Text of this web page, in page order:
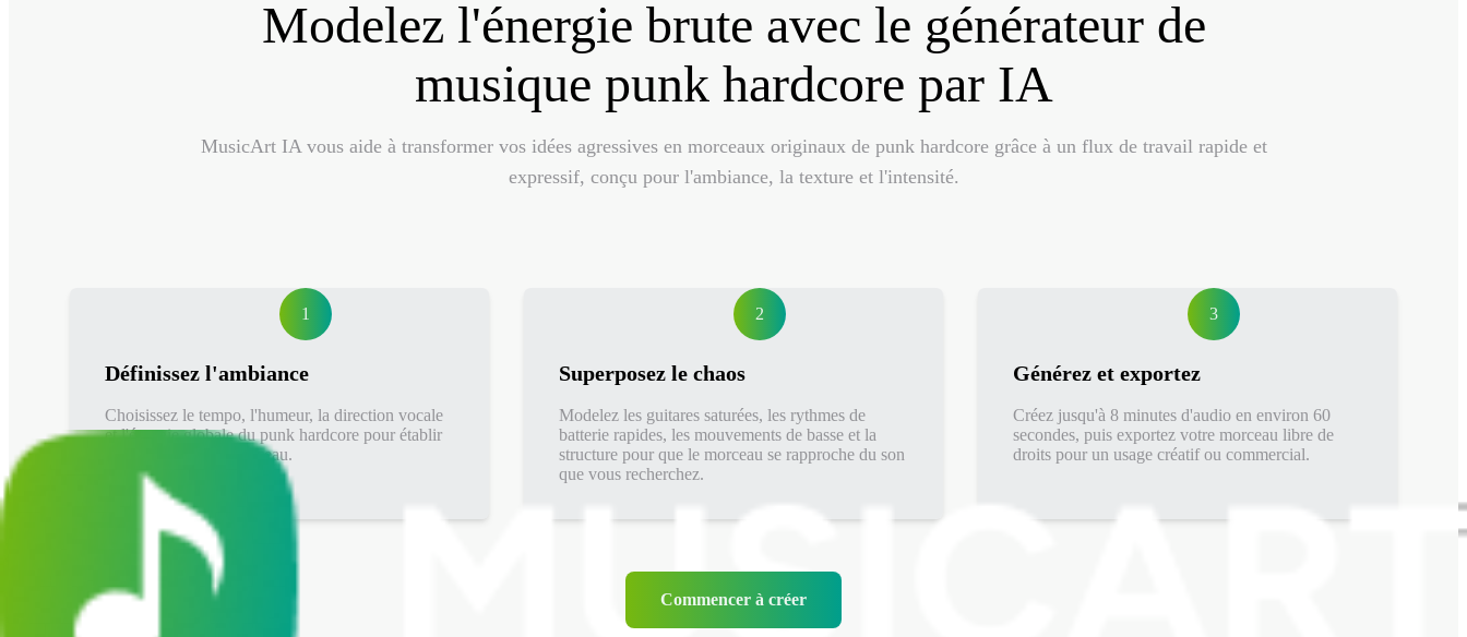
Modelez l'énergie brute avec le générateur de
musique punk hardcore par IA
MusicArt IA vous aide à transformer vos idées agressives en morceaux originaux de punk hardcore grâce à un flux de travail rapide et
expressif, conçu pour l'ambiance, la texture et l'intensité.
1
Définissez l'ambiance
Choisissez le tempo, l'humeur, la direction vocale
et l'énergie globale du punk hardcore pour établir
les bases de votre morceau.
2
Superposez le chaos
Modelez les guitares saturées, les rythmes de
batterie rapides, les mouvements de basse et la
structure pour que le morceau se rapproche du son
que vous recherchez.
3
Générez et exportez
Créez jusqu'à 8 minutes d'audio en environ 60
secondes, puis exportez votre morceau libre de
droits pour un usage créatif ou commercial.
Commencer à créer